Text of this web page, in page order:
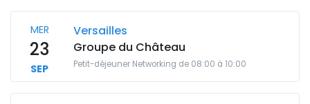
MER
23
SEP
Versailles
Groupe du Château
Petit-déjeuner Networking de 08:00 à 10:00